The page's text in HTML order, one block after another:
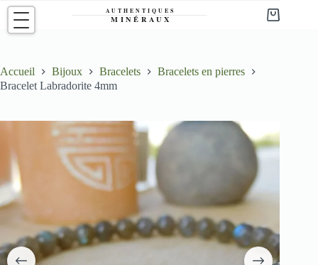
Passer
contenu
Panier
Accueil Bijoux Bracelets
Bracelets en pierres
Bracelet Labradorite 4mm